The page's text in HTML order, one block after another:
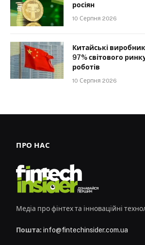
росіян
10 Серпня 2026
Китайські
97% світового
роботів
10 Серпня 2026
ПРО НАС
Медіа про фінтех та інноваційні
Пошта: info@fintechinsider.com.ua